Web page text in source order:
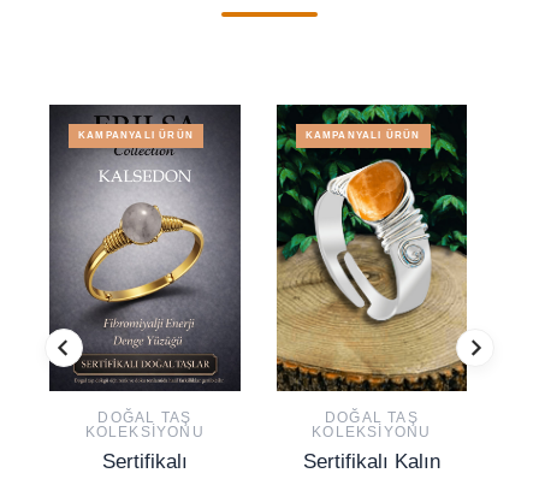
KAMPANYALI ÜRÜN
DOĞAL TAŞ
KOLEKSIYONU
Sertifikalı
KAMPANYALI ÜRÜN
DOĞAL TAŞ
KOLEKSIYONU
Sertifikalı Kalın